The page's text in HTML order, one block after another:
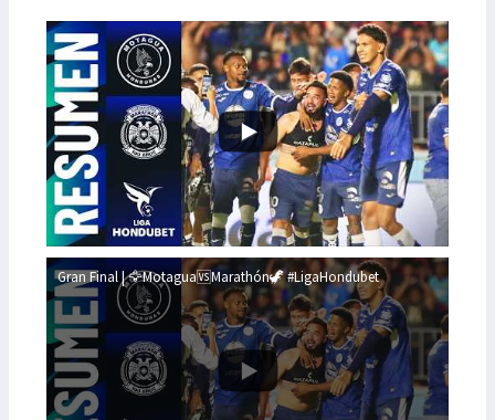
Gran Final | 🦅Motagua🆚Marathón🦖 #LigaHondubet